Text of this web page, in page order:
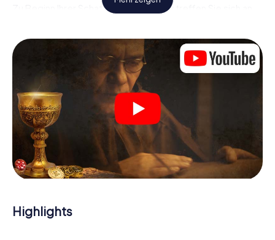
Zu Beginn Ihrer Schatzsuche in Limoux treffen Sie sich an
geborener Spurensucher? Wer ein waschechter
Abenteurer? Und wer hat das Zeug zum Code-Knacker?
Bei unserer Schatzsuche in Limoux ist für jeden Spieler die
passende Rolle dabei.
Sind die Rollen verteilt, kann die Krimi-Schatzsuche durch
Limoux losgehen: An den unterschiedlichsten Orten in der
Stadt knacken Sie verschlüsselte Codes, lösen knifflige
Logikaufgaben und fahnden nach Spuren und
Hinweisstücken. Ihr Smartphone ist dabei Ihr wichtigstes
Ermittlerwerkzeug: Unsere eigens entwickelte App lässt
Sie Kontaktpersonen befragen und rätselhafte
sammeln und navigiert Sie sicher durch Limoux.
Highlights